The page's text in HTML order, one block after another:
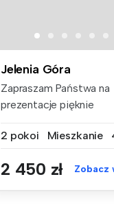
Jelenia Góra
Zapraszam Państwa na
prezentacje pięknie
2 pokoi
Mieszkanie
2 450 zł Zobacz